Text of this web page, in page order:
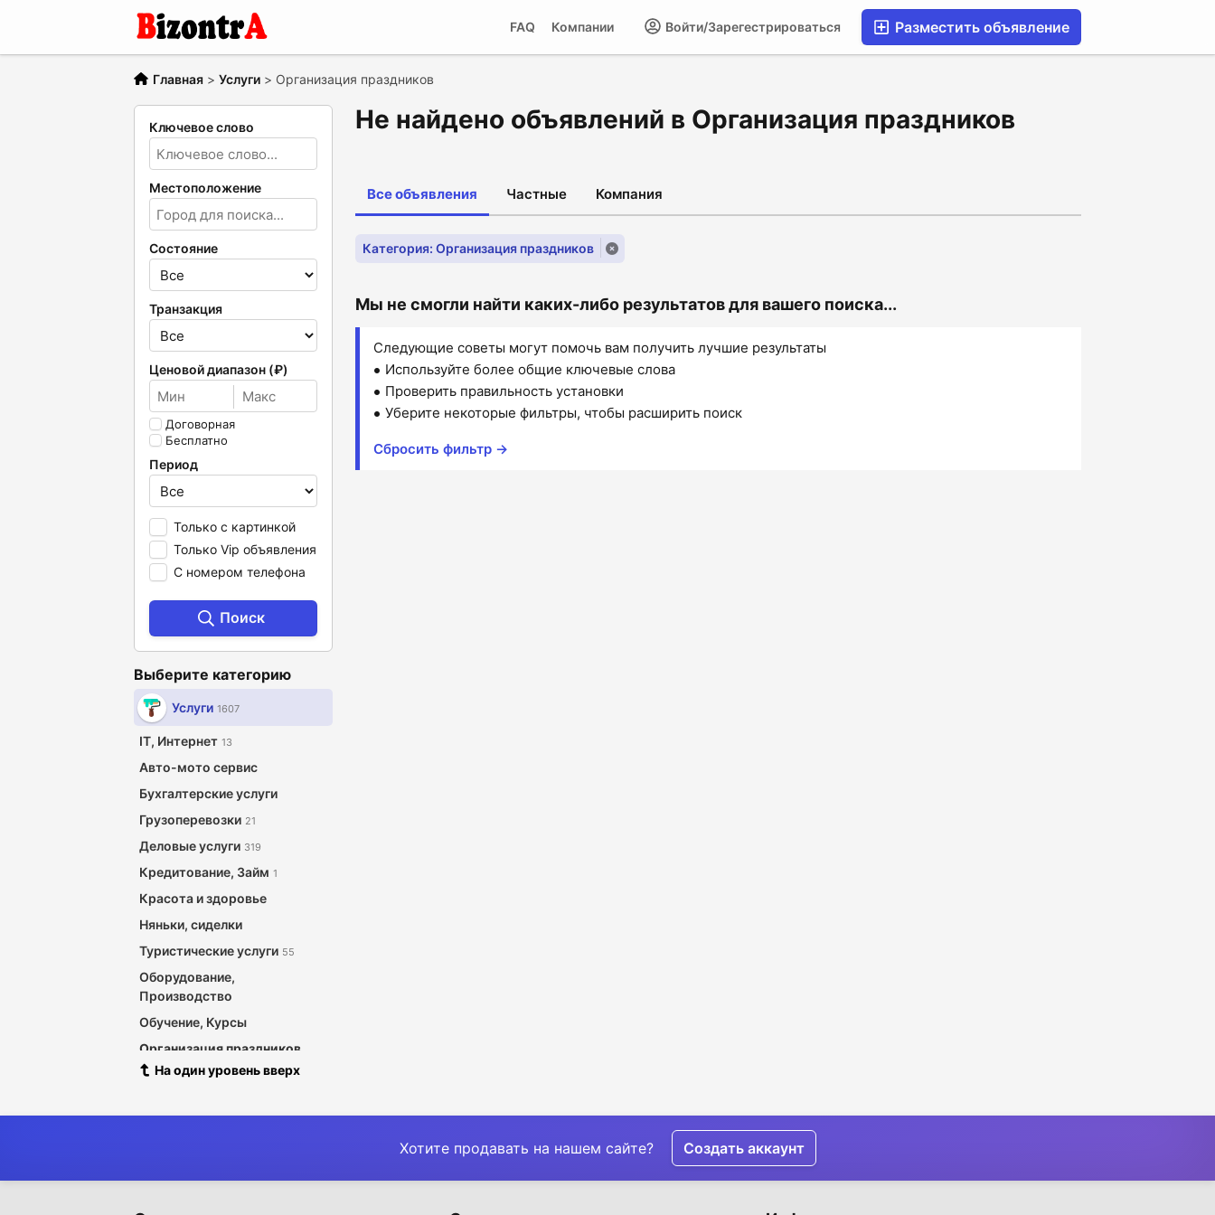
Разместить объявление
Войти/Зарегестрироваться
Компании
FAQ
Главная > Услуги > Организация праздников
Ключевое слово
Местоположение
Состояние
Транзакция
Ценовой диапазон (₽)
Договорная
Бесплатно
Период
Только с картинкой
Только Vip объявления
С номером телефона
Поиск
Выберите категорию
Услуги 1607
IT, Интернет 13
Авто-мото сервис
Бухгалтерские услуги
Грузоперевозки 21
Деловые услуги 319
Кредитование, Займ 1
Красота и здоровье
Няньки, сиделки
Туристические услуги 55
Оборудование,
Производство
Обучение, Курсы
Организация праздников
Охрана и безопасность
Регистрация, ликвидация
На один уровень вверх
Не найдено объявлений в Организация праздников
Все объявления Частные Компания
Категория: Организация праздников
Мы не смогли найти каких-либо результатов для вашего поиска...
Следующие советы могут помочь вам получить лучшие результаты
Используйте более общие ключевые слова
Проверить правильность установки
Уберите некоторые фильтры, чтобы расширить поиск
Сбросить фильтр →
Хотите продавать на нашем сайте? Создать аккаунт